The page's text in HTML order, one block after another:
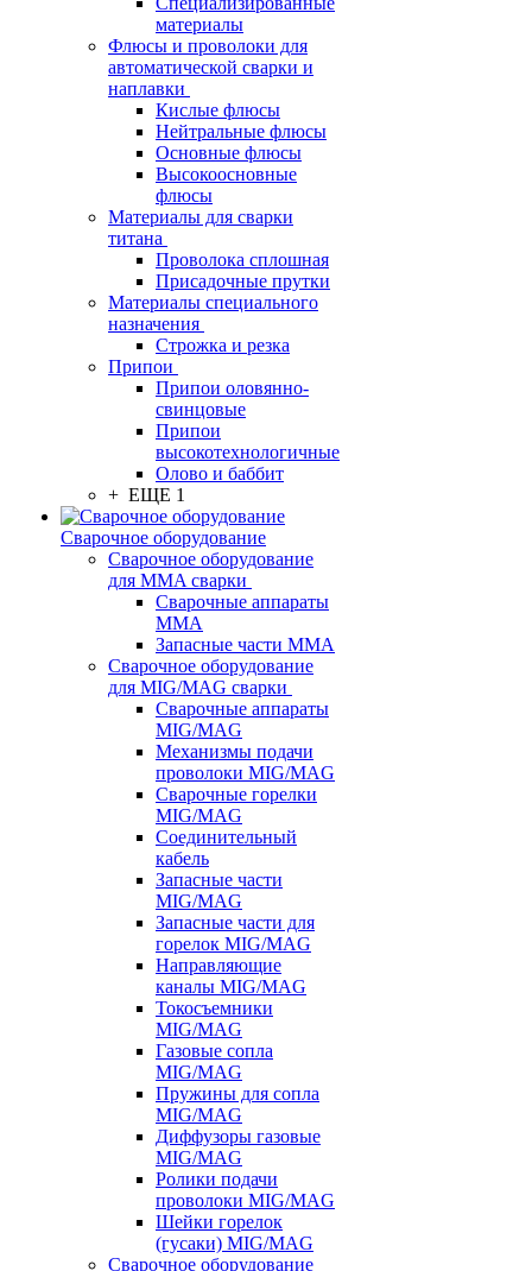
материалы
Флюсы и проволоки для
автоматической сварки и
наплавки
Кислые флюсы
Нейтральные флюсы
Основные флюсы
Высокоосновные
флюсы
Материалы для сварки
титана
Проволока сплошная
Присадочные прутки
Материалы специального
назначения
Строжка и резка
Припои
Припои оловянно-
свинцовые
Припои
высокотехнологичные
Олово и баббит
+ ЕЩЕ 1
Сварочное оборудование
Сварочное оборудование
для MMA сварки
Сварочные аппараты
MMA
Запасные части MMA
Сварочное оборудование
для MIG/MAG сварки
Сварочные аппараты
MIG/MAG
Механизмы подачи
проволоки MIG/MAG
Сварочные горелки
MIG/MAG
Соединительный
кабель
Запасные части
MIG/MAG
Запасные части для
горелок MIG/MAG
Направляющие
каналы MIG/MAG
Токосъемники
MIG/MAG
Газовые сопла
MIG/MAG
Пружины для сопла
MIG/MAG
Диффузоры газовые
MIG/MAG
Ролики подачи
проволоки MIG/MAG
Шейки горелок
(гусаки) MIG/MAG
Сварочное оборудование